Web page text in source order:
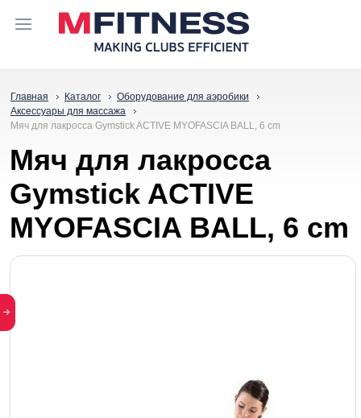
Главная Каталог
Оборудование для аэробики
Аксессуары для массажа
Мяч для лакросса Gymstick ACTIVE MYOFASCIA BALL, 6 cm
Мяч для лакросса
Gymstick ACTIVE
MYOFASCIA BALL, 6 cm